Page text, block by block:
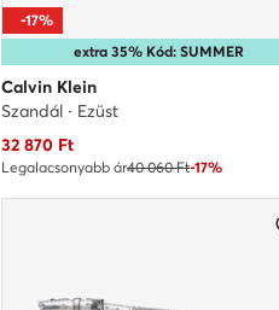
extra 35% Kód: SUMMER
-17%
Calvin Klein
Szandál · Ezüst
Aktuális ár
32 870Ft
Legalacsonyabb ár40 060 Ft-17%